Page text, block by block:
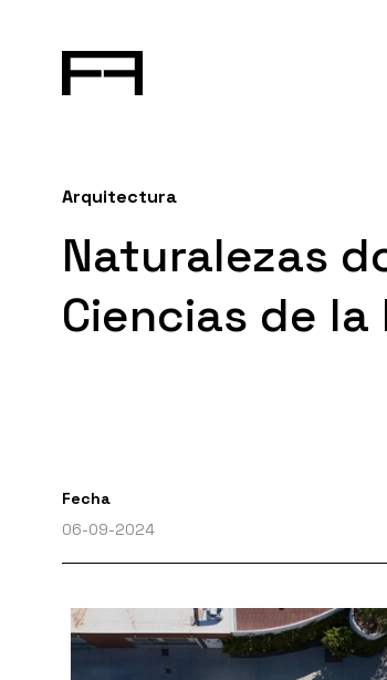
Arquitectura
Naturalezas
Ciencias de
Fecha
06-09-2024